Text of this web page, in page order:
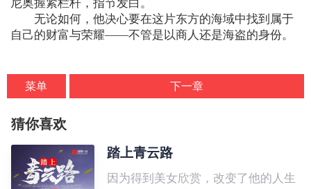
尼奥握紧栏杆，指节发白。
无论如何，他决心要在这片东方的海域中找到属于
自己的财富与荣耀——不管是以商人还是海盗的身份。
菜单 下一章
猜你喜欢
踏上青云路
因为得到美女欣赏，改变了他的人生